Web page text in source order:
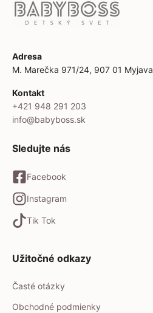
Adresa
M. Marečka 971/24, 907 01 Myjava
Kontakt
+421 948 291 203
info@babyboss.sk
Sledujte nás
Facebook
Instagram
Tik Tok
Užitočné odkazy
Časté otázky
Obchodné podmienky